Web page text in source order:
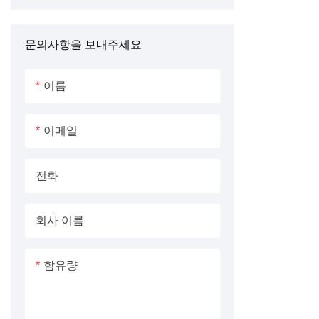
고압 기어 펌프
문의사항을 보내주세요
이름
이메일
전화
회사 이름
함유량